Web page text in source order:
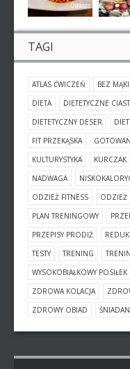
TAGI
ATLAS ĆWICZEŃ BEZ MĄKI
DIETA
DIETETYCZNE
DIETETYCZNY DESER
FIT PRZEKĄSKA
KULTURYSTYKA
KURCZAK
NADWAGA
ODZIEŻ FITNESS
ODZIEŻ
PLAN TRENINGOWY
PRZEPISY PRODIŻ
TESTY
TRENING
WYSOKOBIAŁKOWY POSIŁEK
ZDROWA KOLACJA
ZDROWY OBIAD